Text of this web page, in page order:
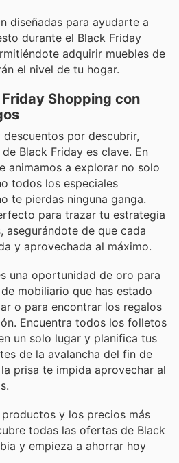
diseñadas para ayudarte a
durante el Black Friday
adquirir muebles de
el nivel de tu hogar.
Shopping con
por descubrir,
Black Friday es clave. En
animamos a explorar no solo
todos los especiales
te pierdas ninguna ganga.
para trazar tu estrategia
asegurándote de que cada
y aprovechada al máximo.
una oportunidad de oro para
mobiliario que has estado
o para encontrar los regalos
Encuentra todos los folletos
un solo lugar y planifica tus
de la avalancha del fin de
prisa te impida aprovechar al
productos y los precios más
todas las ofertas de Black
y empieza a ahorrar hoy